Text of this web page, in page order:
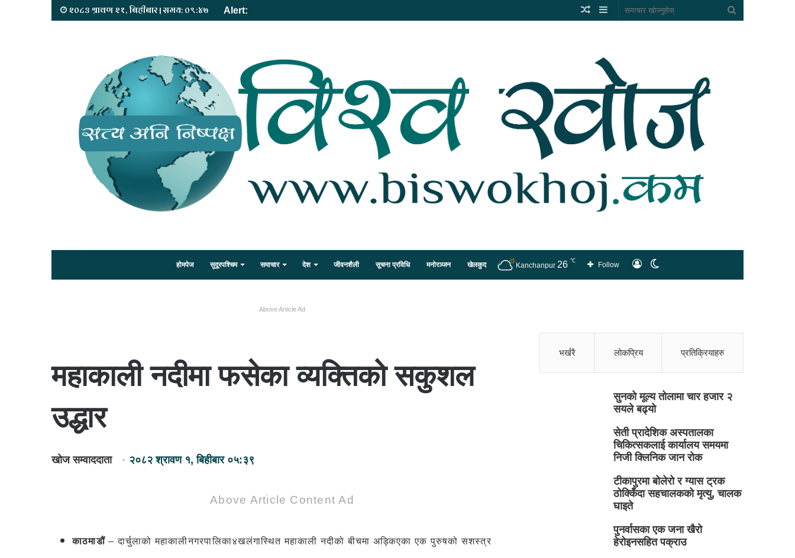
२०८३ श्रावण २१, बिहीबार | समय: ०९:४७ Alert: Sidebar
Random
होमपेज सुदूरपश्चिम समाचार देश जीवनशैली सूचना प्रविधि मनोरञ्जन खेलकुद लगइन
Follow
Kanchanpur 26 ℃
Above Article Ad
महाकाली नदीमा फसेका व्यक्तिको सकुशल
उद्धार
खोज सम्वाददाता २०८२ श्रावण १, बिहीबार ०५:३९
Above Article Content Ad
काठमाडौं– दार्चुलाको महाकालीनगरपालिका४खलंगास्थित महाकाली नदीको बीचमा अड्किएका एक पुरुषको सशस्त्र
भर्खरै लोकप्रिय प्रतिक्रियाहरु
सुनको मूल्य तोलामा चार हजार २
सयले बढ्यो
सेती प्रादेशिक अस्पतालका
चिकित्सकलाई कार्यालय समयमा
निजी क्लिनिक जान रोक
टीकापुरमा बोलेरो र ग्यास ट्रक
ठोक्किँदा सहचालकको मृत्यु, चालक
घाइते
पुनर्वासका एक जना खैरो
हेरोइनसहित पक्राउ